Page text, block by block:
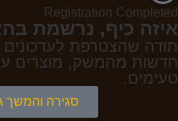
Registration Completed
איזה כיף, נרשמת
תודה שהצטרפת
חדשות מהמשק, מוצרים
טעימים.
סגירה